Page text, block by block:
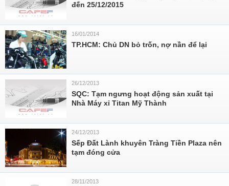
đến 25/12/2015
16/01/2014
TP.HCM: Chủ DN bỏ trốn, nợ nần để lại
26/12/2013
SQC: Tạm ngưng hoạt động sản xuất tại
Nhà Máy xỉ Titan Mỹ Thành
24/12/2013
Sếp Đất Lành khuyên Tràng Tiền Plaza nên
tạm đóng cửa
28/11/2013